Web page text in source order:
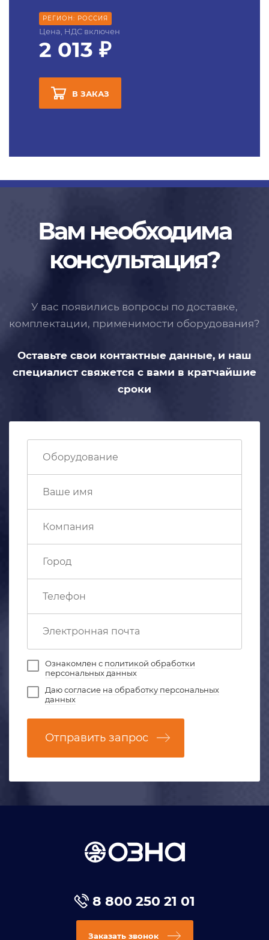
РЕГИОН: РОССИЯ
Цена, НДС включен
2 013 ₽
В ЗАКАЗ
Вам необходима
консультация?
У вас появились вопросы по доставке,
комплектации, применимости оборудования?
Оставьте свои контактные данные, и наш
специалист свяжется с вами в кратчайшие
сроки
Ознакомлен с политикой обработки
персональных данных
Даюсогласие на обработку персональных
данных
Отправить запрос
8 800 250 21 01
Заказать звонок